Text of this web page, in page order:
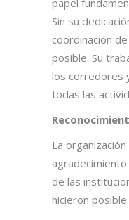
Sin su
coordinación
posible. Su
los corredores
todas las
La
de las
hicieron